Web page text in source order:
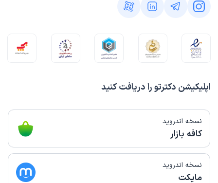
اپلیکیشن دکترتو را دریافت کنید
نسخه اندروید
کافه بازار
نسخه اندروید
مایکت